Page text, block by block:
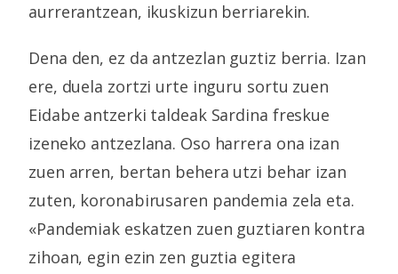
aurrerantzean, ikuskizun berriarekin.
Dena den, ez da antzezlan guztiz berria. Izan
ere, duela zortzi urte inguru sortu zuen
Eidabe antzerki taldeak Sardina freskue
izeneko antzezlana. Oso harrera ona izan
zuen arren, bertan behera utzi behar izan
zuten, koronabirusaren pandemia zela eta.
«Pandemiak eskatzen zuen guztiaren kontra
zihoan, egin ezin zen guztia egitera